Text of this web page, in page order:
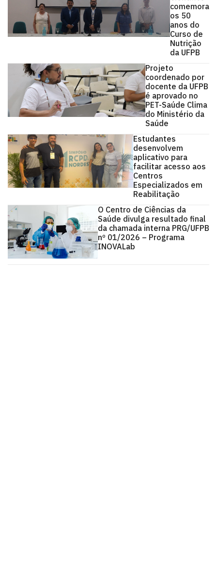
comemora
os 50
anos do
Curso de
Nutrição
da UFPB
Projeto
coordenado por
docente da UFPB
é aprovado no
PET-Saúde Clima
do Ministério da
Saúde
Estudantes
desenvolvem
aplicativo para
facilitar acesso aos
Centros
Especializados em
Reabilitação
O Centro de Ciências da
Saúde divulga resultado final
da chamada interna PRG/UFPB
nº 01/2026 – Programa
INOVALab